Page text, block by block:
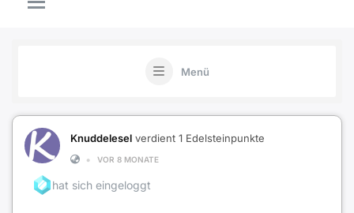
Menü
Knuddelesel verdient 1 Edelsteinpunkte
•
VOR 8 MONATE
hat sich eingeloggt